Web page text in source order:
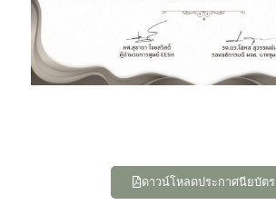
ดาวน์โหลดประกาศนียบัตร